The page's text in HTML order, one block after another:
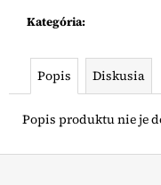
Kategória:
Popis Diskusia
Popis produktu nie je
TRAKY
Z